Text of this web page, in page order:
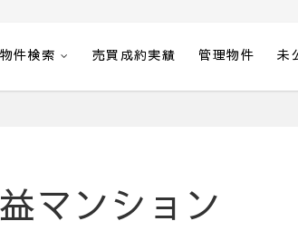
件検索 売買成約実績 管理物件 未
マンション